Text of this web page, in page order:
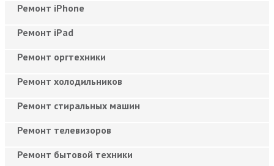
Ремонт iPhone
Ремонт iPad
Ремонт оргтехники
Ремонт холодильников
Ремонт стиральных машин
Ремонт телевизоров
Ремонт бытовой техники